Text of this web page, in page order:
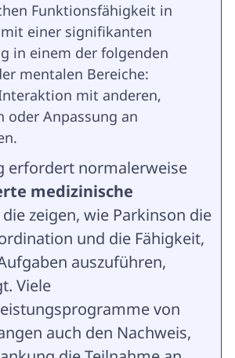
Funktionsfähigkeit in
einer signifikanten
in einem der folgenden
mentalen Bereiche:
mit anderen,
oder Anpassung an
erfordert normalerweise
medizinische
die zeigen, wie Parkinson die
und die Fähigkeit,
auszuführen,
Viele
von
auch den Nachweis,